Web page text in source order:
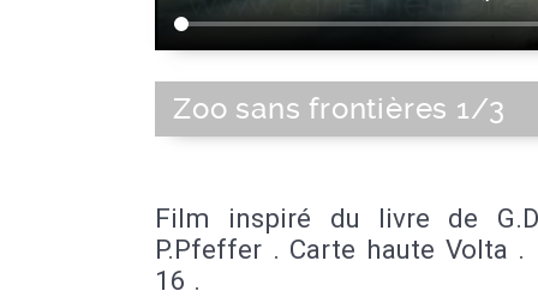
Zoo sans frontières 1/3
Film inspiré du livre de
P.Pfeffer . Carte haute Volta .
16 .